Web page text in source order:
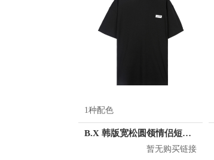
1种配色
B.X 韩版宽松圆领情侣短袖T恤 男女同款 T-6202-002001
暂无购买链接